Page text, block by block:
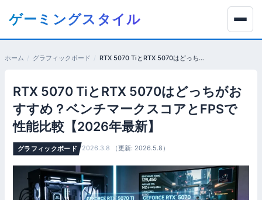
ツ
ゲーミングスタイル
ホーム グラフィックボード RTX 5070 TiとRTX 5070はどっちがおすすめ？ベンチマークスコアとFPSで性能比較【2026年最新】
RTX 5070 TiとRTX 5070はどっちがお
すすめ？ベンチマークスコアとFPSで
性能比較【2026年最新】
グラフィックボード 2026.3.8 （更新: 2026.5.8）